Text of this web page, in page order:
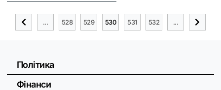
... 528 529 530 531 532 ...
Політика
Фінанси